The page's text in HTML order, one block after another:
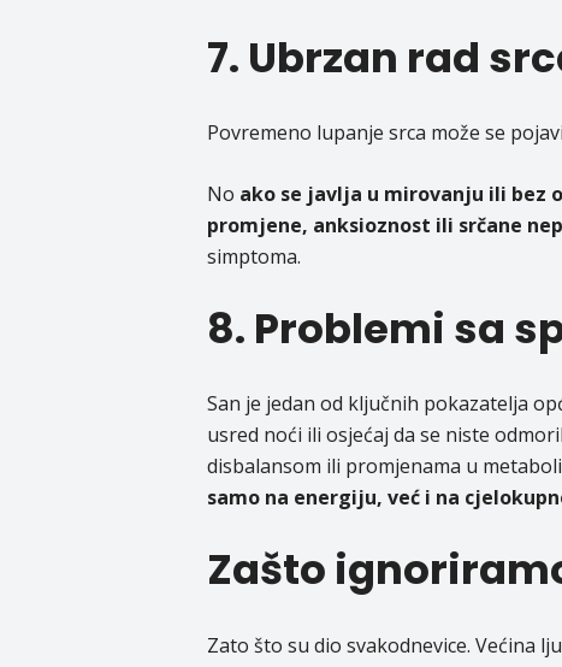
7. Ubrzan rad
Povremeno lupanje srca može se
No ako se javlja u mirovanju ili bez
promjene, anksioznost ili srčane
simptoma.
8. Problemi sa
San je jedan od ključnih pokazatelja
usred noći ili osjećaj da se niste
disbalansom ili promjenama u
samo na energiju, već i na
Zašto
Zato što su dio svakodnevice. Većina